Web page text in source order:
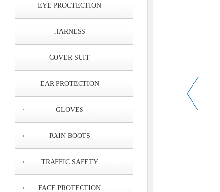
EYE PROCTECTION
HARNESS
COVER SUIT
EAR PROTECTION
GLOVES
RAIN BOOTS
TRAFFIC SAFETY
FACE PROTECTION